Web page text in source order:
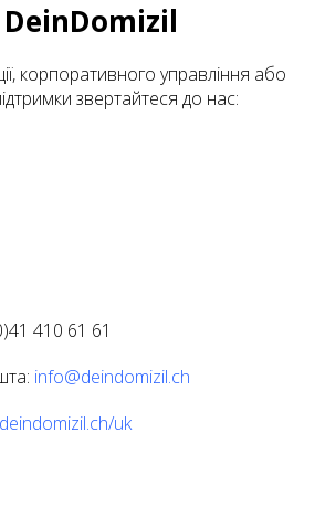
корпоративного управління або
звертайтеся до нас:
410 61 61
info@deindomizil.ch
uk